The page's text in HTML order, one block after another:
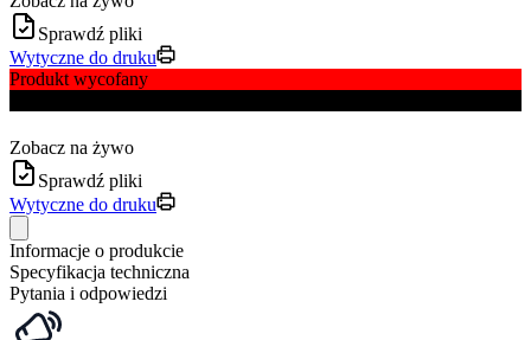
Sprawdź pliki
Wytyczne do druku
Produkt wycofany
Zobacz na żywo
Sprawdź pliki
Wytyczne do druku
Informacje o produkcie
Specyfikacja techniczna
Pytania i odpowiedzi